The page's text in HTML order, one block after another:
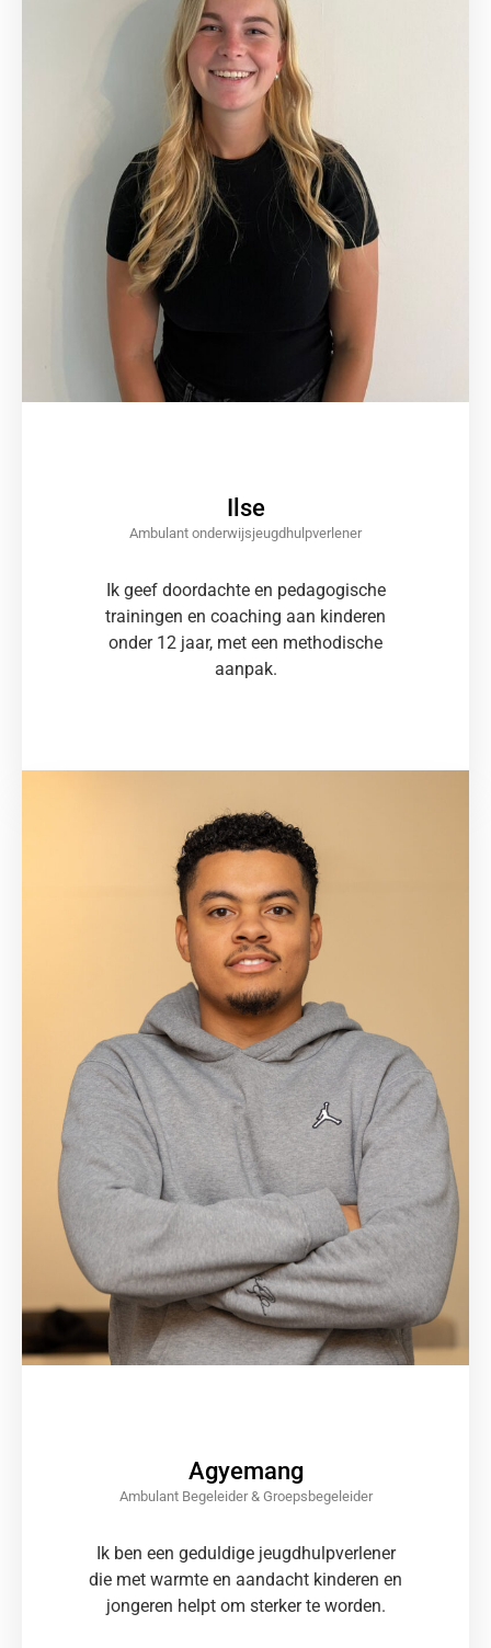
Ilse
Ambulant onderwijsjeugdhulpverlener
Ik geef doordachte en pedagogische
trainingen en coaching aan kinderen
onder 12 jaar, met een methodische
aanpak.
Agyemang
Ambulant Begeleider & Groepsbegeleider
Ik ben een geduldige jeugdhulpverlener
die met warmte en aandacht kinderen en
jongeren helpt om sterker te worden.